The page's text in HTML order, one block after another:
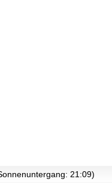
21:09)